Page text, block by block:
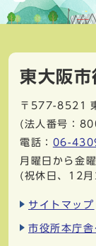
東大阪市
〒577-8521
(法人番号：
電話： 06-
月曜日から金
(祝休日、12
サイトマップ
市役所本庁